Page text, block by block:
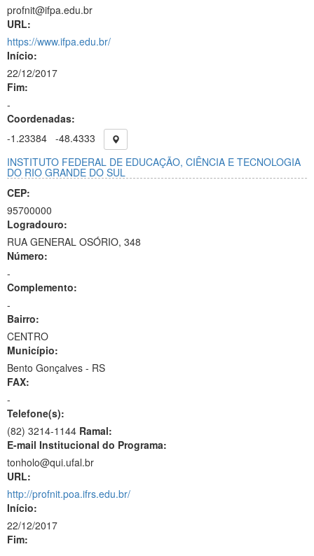
profnit@ifpa.edu.br
URL:
https://www.ifpa.edu.br/
Início:
22/12/2017
Fim:
-
Coordenadas:
-1.23384 -48.4333
INSTITUTO FEDERAL DE EDUCAÇÃO, CIÊNCIA E TECNOLOGIA
DO RIO GRANDE DO SUL
CEP:
95700000
Logradouro:
RUA GENERAL OSÓRIO, 348
Número:
-
Complemento:
-
Bairro:
CENTRO
Município:
Bento Gonçalves - RS
FAX:
-
Telefone(s):
(82) 3214-1144 Ramal:
E-mail Institucional do Programa:
tonholo@qui.ufal.br
URL:
http://profnit.poa.ifrs.edu.br/
Início:
22/12/2017
Fim: